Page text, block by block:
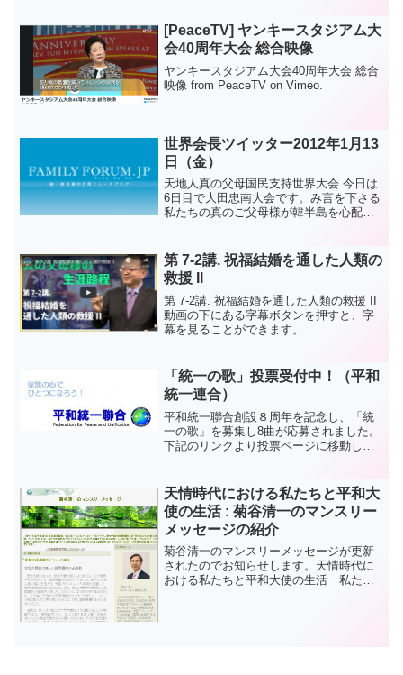
年記念大会 ...
[PeaceTV] ヤンキースタジアム大
会40周年大会 総合映像
ヤンキースタジアム大会40周年大会 総合
映像 from PeaceTV on Vimeo.
世界会長ツイッター2012年1月13
日（金）
天地人真の父母国民支持世界大会 今日は
6日目で大田忠南大会です。み言を下さる
私たちの真のご父母様が韓半島を心配さ
第 7-2講. 祝福結婚を通した人類の
救援 II
第 7-2講. 祝福結婚を通した人類の救援 II
動画の下にある字幕ボタンを押すと、字
幕を見ることができます。
「統一の歌」投票受付中！（平和
統一連合）
平和統一聯合創設８周年を記念し、「統
一の歌」を募集し8曲が応募されました。
下記のリンクより投票ページに移動し、
真の愛を根本精神として、国籍と思想、
信条、組織を超越して、...
天情時代における私たちと平和大
使の生活 : 菊谷清一のマンスリー
メッセージの紹介
菊谷清一のマンスリーメッセージが更新
されたのでお知らせします。天情時代に
おける私たちと平和大使の生活 私たち